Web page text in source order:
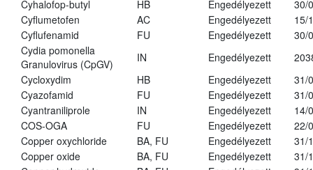
Cyhalofop-butyl
HB Engedélyezett
30/
Cyflumetofen
AC Engedélyezett
15/
Cyflufenamid
FU Engedélyezett
30/
Cydia pomonella
Granulovirus (CpGV)
IN Engedélyezett
Cycloxydim
HB Engedélyezett
31/
Cyazofamid
FU Engedélyezett
31/
Cyantraniliprole
IN Engedélyezett
14/
COS-OGA
FU Engedélyezett
22/
Copper oxychloride
BA, FU Engedélyezett
31/
Copper oxide
BA, FU Engedélyezett
31/